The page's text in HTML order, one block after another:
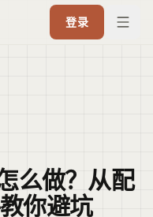
登录
么做？从配
你避坑